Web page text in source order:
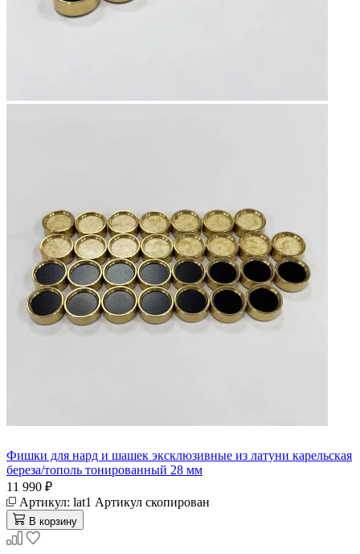
Фишки для нард и шашек эксклюзивные из латуни карельская
береза/тополь тонированный 28 мм
11 990 ₽
Артикул: lat1 Артикул скопирован
В корзину